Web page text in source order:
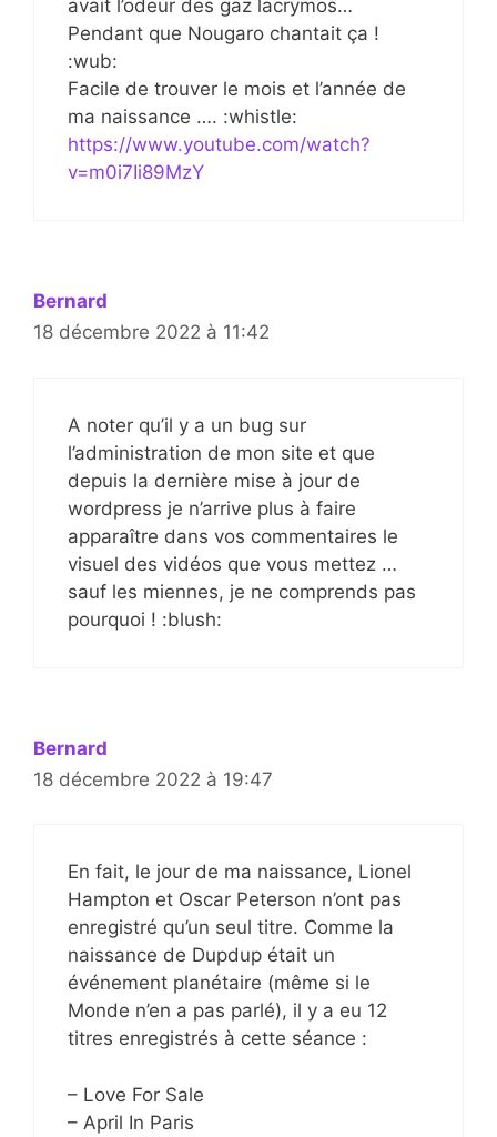
avait l’odeur des gaz lacrymos…
Pendant que Nougaro chantait ça !
:wub:
Facile de trouver le mois et l’année de
ma naissance …. :whistle:
https://www.youtube.com/watch?
v=m0i7Ii89MzY
Bernard
18 décembre 2022 à 11:42
A noter qu’il y a un bug sur
l’administration de mon site et que
depuis la dernière mise à jour de
wordpress je n’arrive plus à faire
apparaître dans vos commentaires le
visuel des vidéos que vous mettez …
sauf les miennes, je ne comprends pas
pourquoi ! :blush:
Bernard
18 décembre 2022 à 19:47
En fait, le jour de ma naissance, Lionel
Hampton et Oscar Peterson n’ont pas
enregistré qu’un seul titre. Comme la
naissance de Dupdup était un
événement planétaire (même si le
Monde n’en a pas parlé), il y a eu 12
titres enregistrés à cette séance :
– Love For Sale
– April In Paris